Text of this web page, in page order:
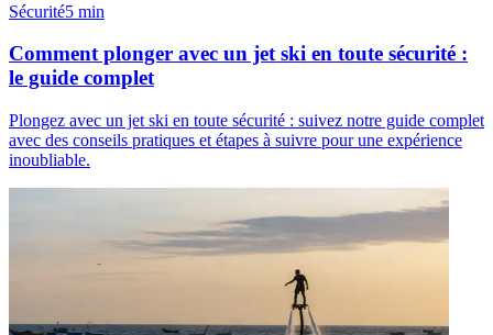
Sécurité5 min
Comment plonger avec un jet ski en toute sécurité :
le guide complet
Plongez avec un jet ski en toute sécurité : suivez notre guide complet
avec des conseils pratiques et étapes à suivre pour une expérience
inoubliable.